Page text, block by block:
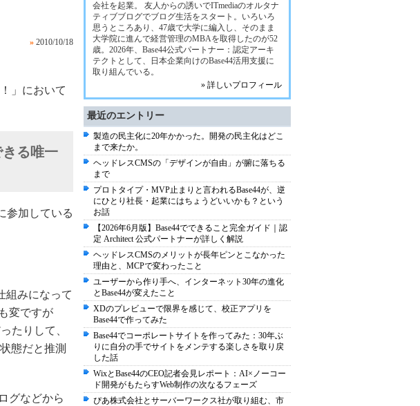
» 2010/10/18
」において
きる唯一
参加している
組みになって
変ですが
たりして、
態だと推測
グなどから
会社を起業。 友人からの誘いでITmediaのオルタナ
ティブブログでブログ生活をスタート。いろいろ
思うところあり、47歳で大学に編入し、そのまま
大学院に進んで経営管理のMBAを取得したのが52
歳。2026年、Base44公式パートナー：認定アーキ
テクトとして、日本企業向けのBase44活用支援に
取り組んでいる。
» 詳しいプロフィール
最近のエントリー
製造の民主化に20年かかった。開発の民主化はどこ
まで来たか。
ヘッドレスCMSの「デザインが自由」が腑に落ちる
まで
プロトタイプ・MVP止まりと言われるBase44が、逆
にひとり社長・起業にはちょうどいいかも？という
お話
【2026年6月版】Base44でできること完全ガイド｜認
定 Architect 公式パートナーが詳しく解説
ヘッドレスCMSのメリットが長年ピンとこなかった
理由と、MCPで変わったこと
ユーザーから作り手へ、インターネット30年の進化
とBase44が変えたこと
XDのプレビューで限界を感じて、校正アプリを
Base44で作ってみた
Base44でコーポレートサイトを作ってみた：30年ぶ
りに自分の手でサイトをメンテする楽しさを取り戻
した話
WixとBase44のCEO記者会見レポート：AI×ノーコー
ド開発がもたらすWeb制作の次なるフェーズ
ぴあ株式会社とサーバーワークス社が取り組む、市